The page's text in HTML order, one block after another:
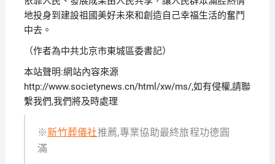
地投身到建設祖國美好未來和創造自己幸福生活的奮鬥
中去。
（作者為中共北京市東城區委書記）
本站聲明:網站內容來源
http://www.societynews.cn/html/xw/ms/,如有侵權,請聯
繫我們,我們將及時處理
※新竹葬儀社推薦,專業協助最終旅程功德圓
滿